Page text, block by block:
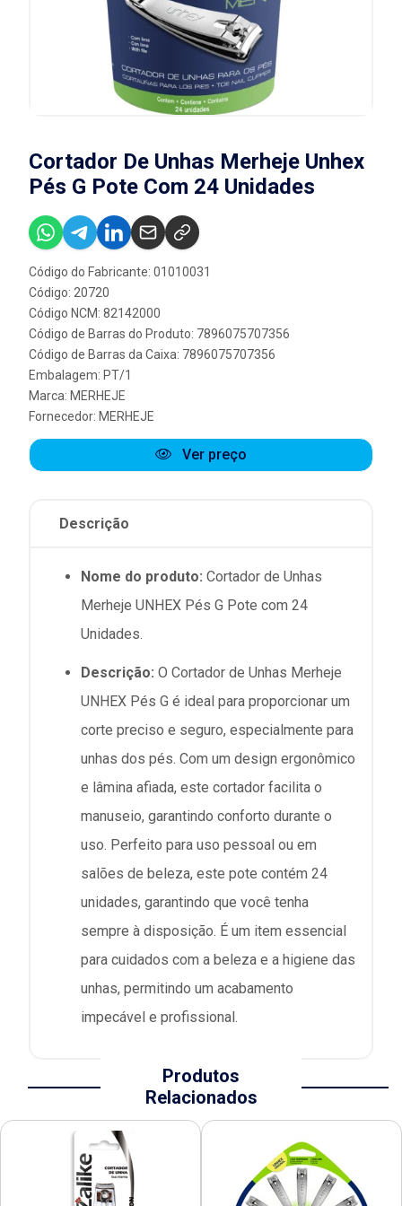
Cortador De Unhas Merheje Unhex
Pés G Pote Com 24 Unidades
Código do Fabricante: 01010031
Código: 20720
Código NCM: 82142000
Código de Barras do Produto: 7896075707356
Código de Barras da Caixa: 7896075707356
Embalagem: PT/1
Marca: MERHEJE
Fornecedor: MERHEJE
Ver preço
Descrição
Nome do produto: Cortador de Unhas
Merheje UNHEX Pés G Pote com 24
Unidades.
Descrição: O Cortador de Unhas Merheje
UNHEX Pés G é ideal para proporcionar um
corte preciso e seguro, especialmente para
unhas dos pés. Com um design ergonômico
e lâmina afiada, este cortador facilita o
manuseio, garantindo conforto durante o
uso. Perfeito para uso pessoal ou em
salões de beleza, este pote contém 24
unidades, garantindo que você tenha
sempre à disposição. É um item essencial
para cuidados com a beleza e a higiene das
unhas, permitindo um acabamento
impecável e profissional.
Produtos
Relacionados